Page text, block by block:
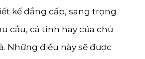
kế đẳng cấp, sang trọng
cầu, cá tính hay của chủ
Những điều này sẽ được